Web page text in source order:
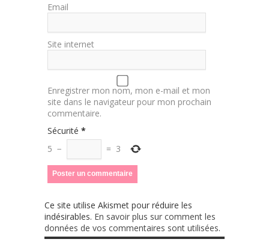
Email
Site internet
Enregistrer mon nom, mon e-mail et mon
site dans le navigateur pour mon prochain
commentaire.
Sécurité *
5 − = 3
Ce site utilise Akismet pour réduire les
indésirables. En savoir plus sur comment les
données de vos commentaires sont utilisées.